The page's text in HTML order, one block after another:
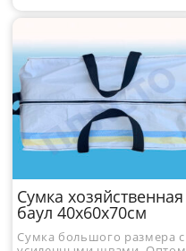
Сумка хозяйственная
баул 40x60x70см
Сумка большого размера с